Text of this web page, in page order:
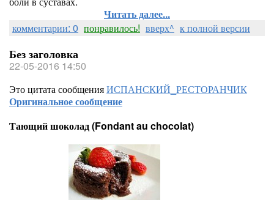
Читать далее...
комментарии: 0 понравилось! вверх^ к полной версии
Без заголовка
22-05-2016 14:50
Это цитата сообщенияИСПАНСКИЙ_РЕСТОРАНЧИК
Оригинальное сообщение
Тающий шоколад (Fondant au chocolat)